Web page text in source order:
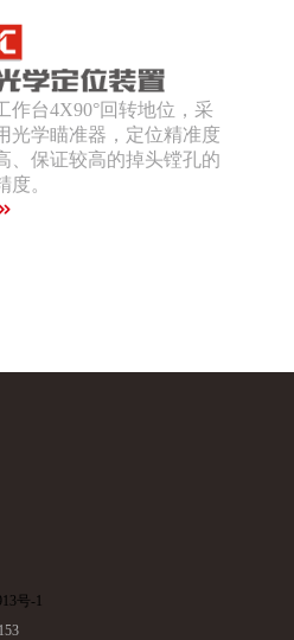
作台4X90°回转地位，采
光学瞄准器，定位精准度
、保证较高的掉头镗孔的
度。
号-1